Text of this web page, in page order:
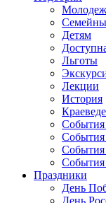
Детям
Льготы
Лекции
История
События
События
Праздники
День
День